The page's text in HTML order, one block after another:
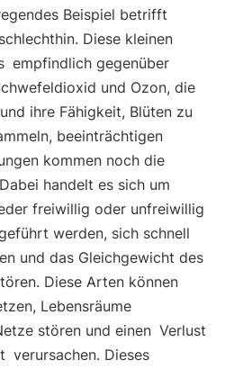
Beispiel betrifft
Diese kleinen
empfindlich gegenüber
und Ozon, die
ihre Fähigkeit, Blüten zu
beeinträchtigen
kommen noch die
handelt es sich um
freiwillig oder unfreiwillig
werden, sich schnell
und das Gleichgewicht des
Diese Arten können
Lebensräume
stören und einen Verlust
verursachen. Dieses